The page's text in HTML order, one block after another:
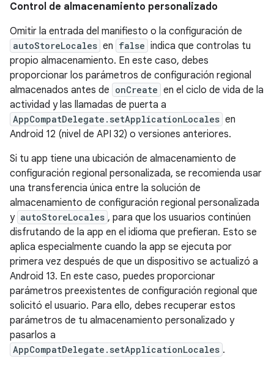
Control de almacenamiento personalizado
Omitir la entrada del manifiesto o la configuración de
autoStoreLocales en false indica que controlas tu
propio almacenamiento. En este caso, debes
proporcionar los parámetros de configuración regional
almacenados antes de onCreate en el ciclo de vida de la
actividad y las llamadas de puerta a
AppCompatDelegate.setApplicationLocales en
Android 12 (nivel de API 32) o versiones anteriores.
Si tu app tiene una ubicación de almacenamiento de
configuración regional personalizada, se recomienda usar
una transferencia única entre la solución de
almacenamiento de configuración regional personalizada
y autoStoreLocales , para que los usuarios continúen
disfrutando de la app en el idioma que prefieran. Esto se
aplica especialmente cuando la app se ejecuta por
primera vez después de que un dispositivo se actualizó a
Android 13. En este caso, puedes proporcionar
parámetros preexistentes de configuración regional que
solicitó el usuario. Para ello, debes recuperar estos
parámetros de tu almacenamiento personalizado y
pasarlos a
AppCompatDelegate.setApplicationLocales .